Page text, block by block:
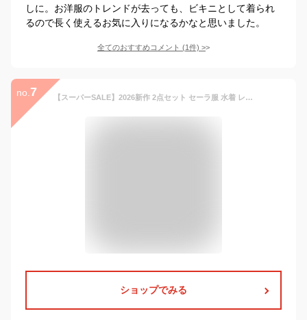
しに。お洋服のトレンドが去っても、ビキニとして着られ
るので長く使えるお気に入りになるかなと思いました。
全てのおすすめコメント (1件) >
no. 7 【スーパーSALE】2026新作 2点セット セーラ服 水着 レディース 夢 かわいい ゆめ萌 ママ水着 コスプレ 地雷系 韓国系 原宿 可愛い 夏季 セクシー ビキニ 体型カバー 痩せ 盛れる 春夏 新婚旅行 温泉 海辺 リゾート プール 女の子 学生 水着 ミニスカ—ト swimm
ショップでみる